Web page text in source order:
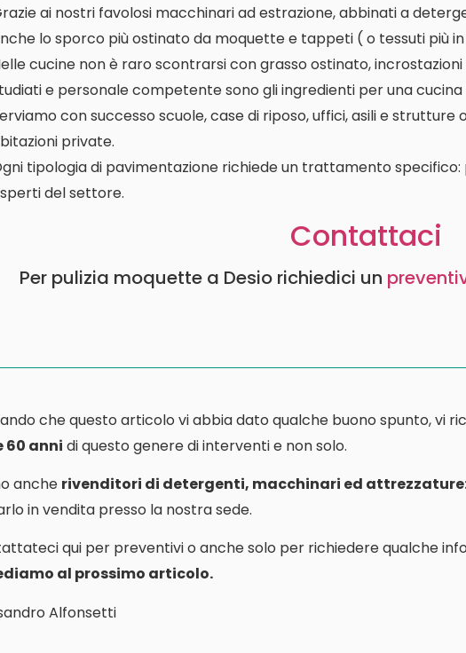
ai nostri favolosi macchinari ad estrazione, abbinati a
lo sporco più ostinato da moquette e tappeti ( o tessuti più
cucine non è raro scontrarsi con grasso ostinato,
e personale competente sono gli ingredienti per una
con successo scuole, case di riposo, uffici, asili e
private.
tipologia di pavimentazione richiede un trattamento
del settore.
Contattaci
Per pulizia moquette a Desio richiedici un
che questo articolo vi abbia dato qualche buono spunto, vi
60 anni di questo genere di interventi e non solo.
anche rivenditori di detergenti, macchinari ed
in vendita presso la nostra sede.
qui per preventivi o anche solo per richiedere qualche
al prossimo articolo.
Alfonsetti